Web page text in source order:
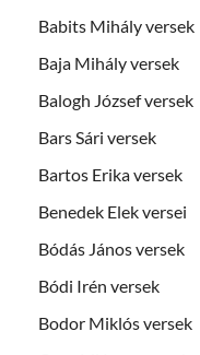
Babits Mihály versek
Baja Mihály versek
Balogh József versek
Bars Sári versek
Bartos Erika versek
Benedek Elek versei
Bódás János versek
Bódi Irén versek
Bodor Miklós versek